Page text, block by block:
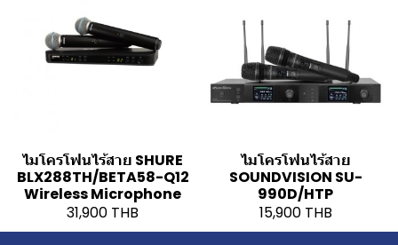
ไมโครโฟนไร้สาย SHURE
BLX288TH/BETA58-Q12
Wireless Microphone
31,900 THB
ไมโครโฟนไร้สาย
SOUNDVISION SU-
990D/HTP
15,900 THB